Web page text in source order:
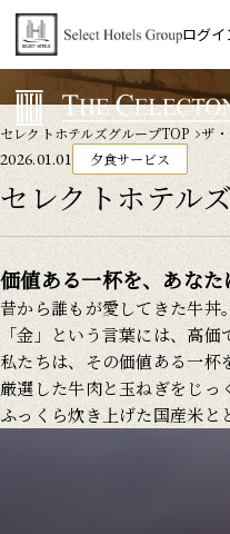
ログイ
セレクトホテルズグループTOP ザ
2026.01.01 夕食サービス
セレクトホテル
価値ある一杯を、あなた
昔から誰もが愛してきた牛丼
「金」という言葉には、高
私たちは、その価値ある一杯
厳選した牛肉と玉ねぎをじっ
ふっくら炊き上げた国産米と